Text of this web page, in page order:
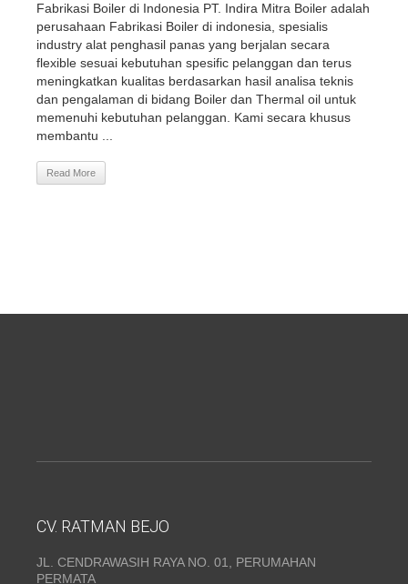
Fabrikasi Boiler di Indonesia PT. Indira Mitra Boiler adalah
perusahaan Fabrikasi Boiler di indonesia, spesialis
industry alat penghasil panas yang berjalan secara
flexible sesuai kebutuhan spesific pelanggan dan terus
meningkatkan kualitas berdasarkan hasil analisa teknis
dan pengalaman di bidang Boiler dan Thermal oil untuk
memenuhi kebutuhan pelanggan. Kami secara khusus
membantu ...
Read More
CV. RATMAN BEJO
JL. CENDRAWASIH RAYA NO. 01, PERUMAHAN
PERMATA